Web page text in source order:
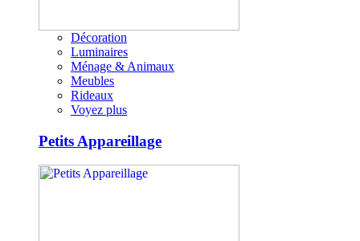
Décoration
Luminaires
Ménage & Animaux
Meubles
Rideaux
Voyez plus
Petits Appareillage